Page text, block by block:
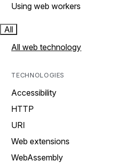
Using web workers
All
All web technology
TECHNOLOGIES
Accessibility
HTTP
URI
Web extensions
WebAssembly